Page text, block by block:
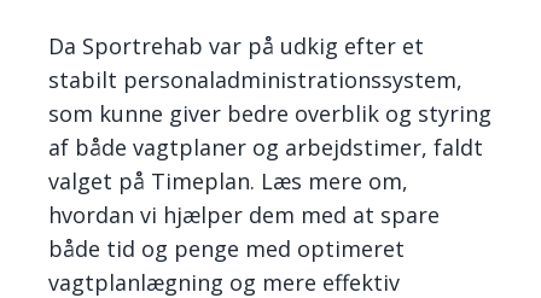
Da Sportrehab var på udkig efter et
stabilt personaladministrationssystem,
som kunne giver bedre overblik og styring
af både vagtplaner og arbejdstimer, faldt
valget på Timeplan. Læs mere om,
hvordan vi hjælper dem med at spare
både tid og penge med optimeret
vagtplanlægning og mere effektiv